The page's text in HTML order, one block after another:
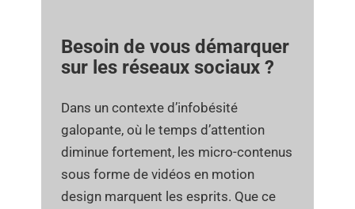
Besoin de vous démarquer
sur les réseaux sociaux ?
Dans un contexte d’infobésité
galopante, où le temps d’attention
diminue fortement, les micro-contenus
sous forme de vidéos en motion
design marquent les esprits. Que ce